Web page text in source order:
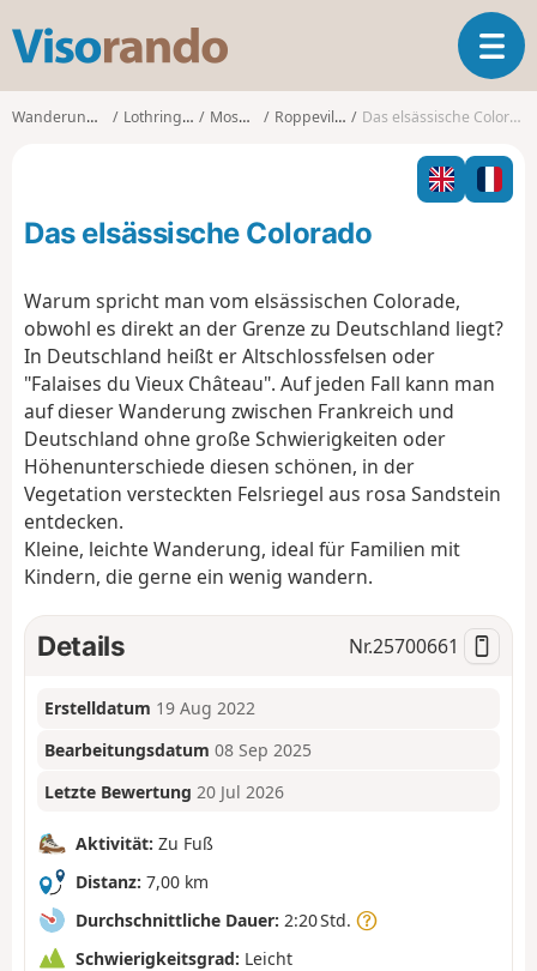
s
o
o
T
o
g
l
n
a
i
Wanderungen Lothringen Moselle Roppeviller Das elsässische Colorado
Das elsässische Colorado
Warum spricht man vom elsässischen Colorade,
obwohl es direkt an der Grenze zu Deutschland liegt?
In Deutschland heißt er Altschlossfelsen oder
"Falaises du Vieux Château". Auf jeden Fall kann man
auf dieser Wanderung zwischen Frankreich und
Deutschland ohne große Schwierigkeiten oder
Höhenunterschiede diesen schönen, in der
Vegetation versteckten Felsriegel aus rosa Sandstein
entdecken.
Kleine, leichte Wanderung, ideal für Familien mit
Kindern, die gerne ein wenig wandern.
Details Nr.25700661
Erstelldatum 19 Aug 2022
Bearbeitungsdatum 08 Sep 2025
Letzte Bewertung 20 Jul 2026
Aktivität: Zu Fuß
Distanz: 7,00 km
Durchschnittliche Dauer: 2:20 Std.
Schwierigkeitsgrad: Leicht